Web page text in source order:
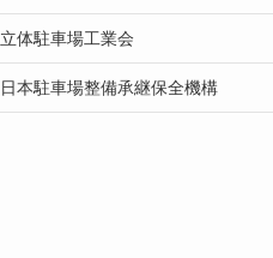
立体駐車場工業会
日本駐車場整備承継保全機構